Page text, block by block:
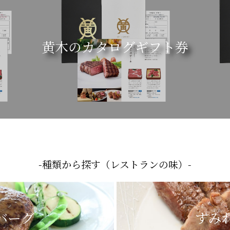
黄木のカタログギフト券
-種類から探す（レストランの味）-
ーグ すみ